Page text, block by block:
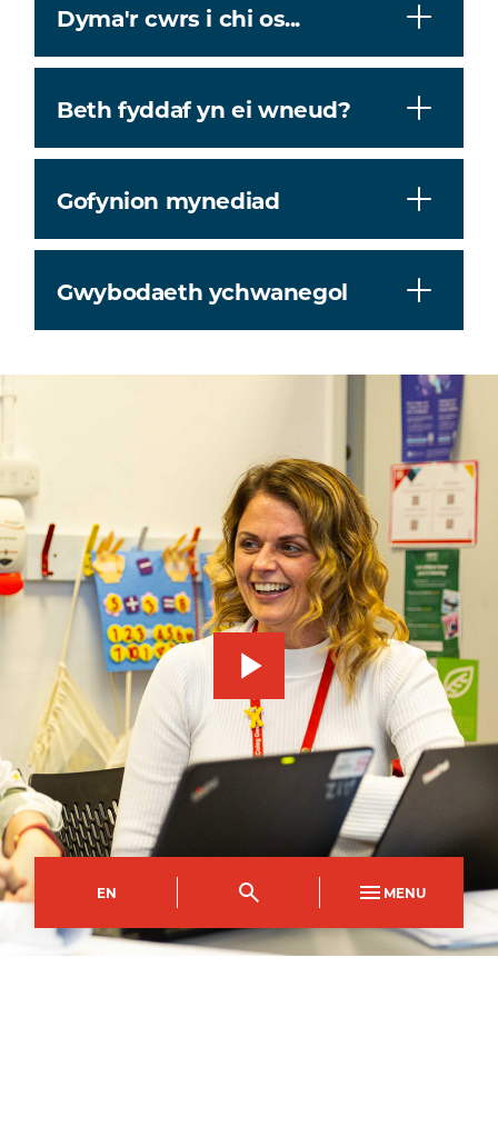
EN MENU
Dyma'r cwrs i chi os...
Beth fyddaf yn ei wneud?
Gofynion mynediad
Gwybodaeth ychwanegol